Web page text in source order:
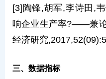
[3]陶锋,胡军,李诗田,
响企业生产率?——兼
经济研究
三、数据指标